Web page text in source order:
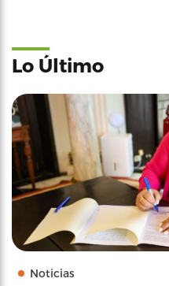
Lo Último
Noticias